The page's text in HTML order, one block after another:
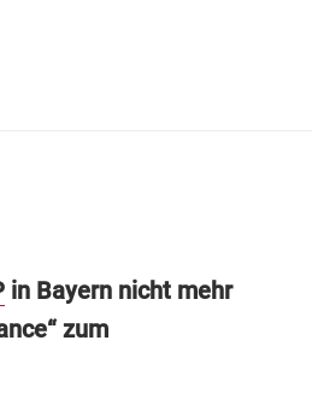
in Bayern nicht mehr
zum